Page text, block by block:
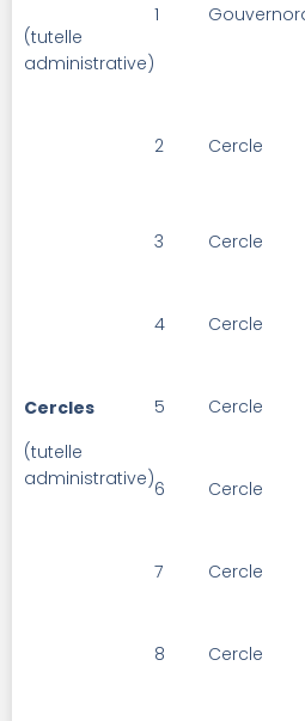
(tutelle
administrative)
1
Cercles
(tutelle
administrative)
2 Cercle
3 Cercle
4 Cercle
5 Cercle
6 Cercle
7 Cercle
8 Cercle